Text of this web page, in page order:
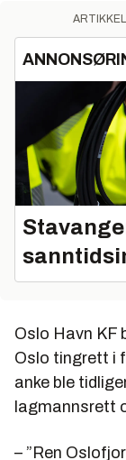
Oslo Havn KF
Oslo tingrett i
anke ble
lagmannsrett
– ”Ren